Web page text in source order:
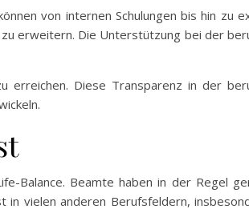
von internen Schulungen bis hin zu
erweitern. Die Unterstützung bei der
Diese Transparenz in der
Balance. Beamte haben in der Regel
vielen anderen Berufsfeldern,